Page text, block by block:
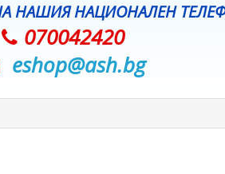
НАШИЯ НАЦИОНАЛЕН
070042420
eshop@­ash.bg